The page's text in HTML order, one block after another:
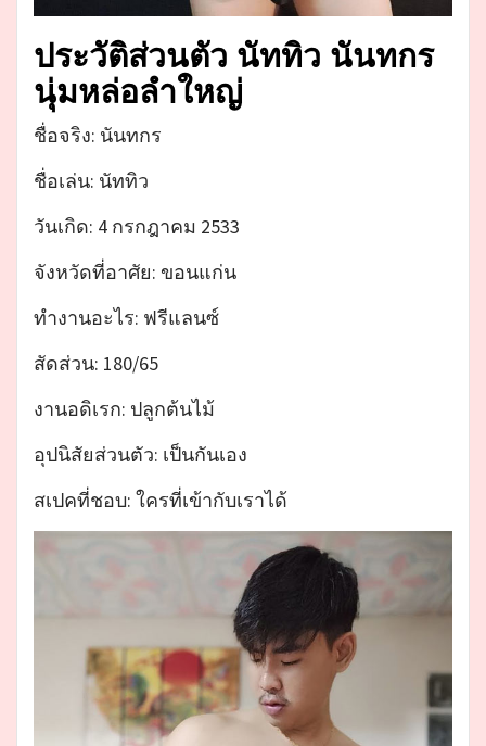
ประวัติส่วนตัว นัททิว นันทกร
นุ่มหล่อลำใหญ่
ชื่อจริง: นันทกร
ชื่อเล่น: นัททิว
วันเกิด: 4 กรกฎาคม 2533
จังหวัดที่อาศัย: ขอนแก่น
ทำงานอะไร: ฟรีแลนซ์
สัดส่วน: 180/65
งานอดิเรก: ปลูกต้นไม้
อุปนิสัยส่วนตัว: เป็นกันเอง
สเปคที่ชอบ: ใครที่เข้ากับเราได้